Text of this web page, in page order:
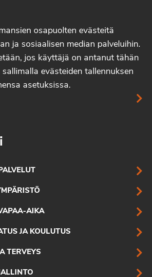
osapuolten evästeitä
ja sosiaalisen median palveluihin.
jos käyttäjä on antanut tähän
evästeiden tallennuksen
asetuksissa.
AIKA
JA KOULUTUS
TERVEYS